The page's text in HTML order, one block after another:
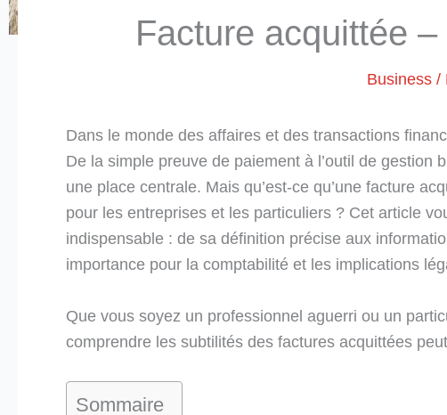
Facture acquittée
Business/
Dans le monde des affaires et des transactions
De la simple preuve de paiement à l’outil de
une place centrale. Mais qu’est-ce qu’une facture
pour les entreprises et les particuliers ? Cet article
indispensable : de sa définition précise aux
importance pour la comptabilité et les implications
Que vous soyez un professionnel aguerri ou un
comprendre les subtilités des factures acquittées
Sommaire